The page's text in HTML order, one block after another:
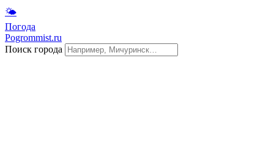
🌤
Погода
Pogrommist.ru
Поиск города